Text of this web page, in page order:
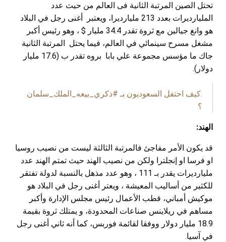
تحتل الصين المرتبة الثانية فى العالم من حيث عدد
المليارديرات بعدد 213 مليارديرا، ويعتبر أغنى رجل في البلاد
هو وانغ جيالين مع ثروة تقدر 34.4 مليار $ ، وهو رئيس أكبر
مشغل مسرح سينمائي في العالم، فيما يحتل المرتبة الثانية
جاك ما مؤسس مجموعة علي بابا بروه تقدر ب (17.6 مليار
دولار).
.كيف احتفل السعوديون بـ #ذكري_بيعه_الملك_سلمان
؟
الهند:
قد يكون الأمر مفاجئ فالمرتبة الثالثة ليست من نصيب روسيا
او فرسا او إنجلترا ولكن من نصيب الهند حيث تمتم الهند عدد
مليارديرات يقدر بـ 111 ، وهو عدد مذهل بالنسبة لدولة تفتقر
للكثير من أساليب المعيشة ، ويعتر أغنى رجل في البلاد هو
موكيش أمباني، قطب الأعمال رئيس مجلس الإدارة وأكبر
مساهم في ريلاينس صناعات المحدودة، و يمتلك ثروة بقيمة
18.9 مليار دولار ووفقا لقائمة فوربس، كما أنه ثاني أغنى رجل
في آسيا.